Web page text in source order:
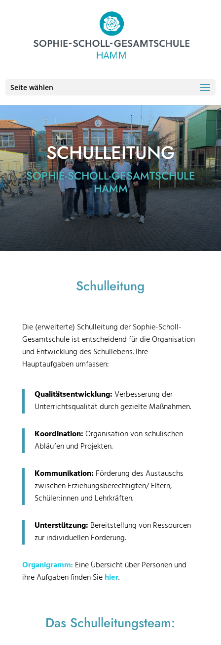
Seite wählen
SCHULLEITUNG
SOPHIE-SCHOLL-GESAMTSCHULE
HAMM
Schulleitung
Die (erweiterte) Schulleitung der Sophie-Scholl-
Gesamtschule ist entscheidend für die Organisation
und Entwicklung des Schullebens. Ihre
Hauptaufgaben umfassen:
Qualitätsentwicklung:Verbesserung der
Unterrichtsqualität durch gezielte Maßnahmen.
Koordination:Organisation von schulischen
Abläufen und Projekten.
Kommunikation: Förderung des Austauschs
zwischen Erziehungsberechtigten/ Eltern,
Schüler:innen und Lehrkräften.
Unterstützung: Bereitstellung von Ressourcen
zur individuellen Förderung.
Organigramm: Eine Übersicht über Personen und
ihre Aufgaben finden Siehier.
Das Schulleitungsteam: